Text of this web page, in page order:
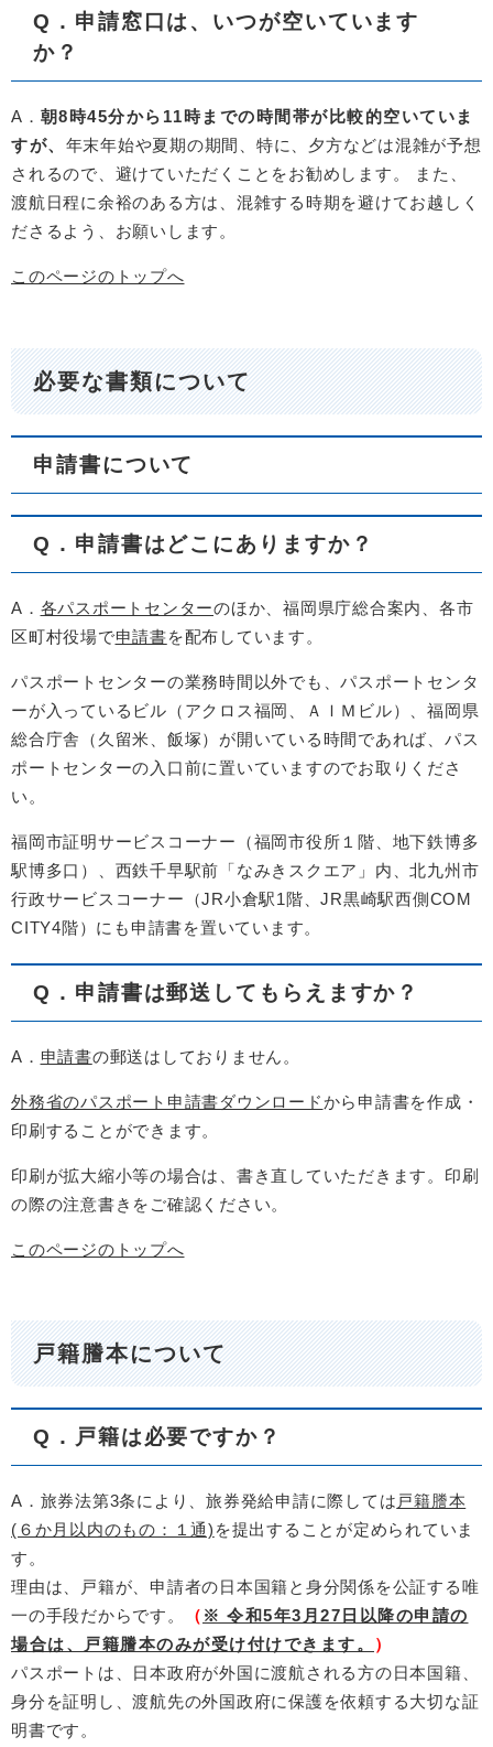
Q．申請窓口は、いつが空いています
か？
A． 朝8時45分から11時までの時間帯が比較的空いていま
すが、 年末年始や夏期の期間、特に、夕方などは混雑が予想
されるので、避けていただくことをお勧めします。 また、
渡航日程に余裕のある方は、混雑する時期を避けてお越しく
ださるよう、お願いします。
このページのトップへ
必要な書類について
申請書について
Q．申請書はどこにありますか？
A． 各パスポートセンターのほか、福岡県庁総合案内、各市
区町村役場で申請書を配布しています。
パスポートセンターの業務時間以外でも、パスポートセンタ
ーが入っているビル（アクロス福岡、ＡＩＭビル）、福岡県
総合庁舎（久留米、飯塚）が開いている時間であれば、パス
ポートセンターの入口前に置いていますのでお取りくださ
い。
福岡市証明サービスコーナー（福岡市役所１階、地下鉄博多
駅博多口）、西鉄千早駅前「なみきスクエア」内、北九州市
行政サービスコーナー（JR小倉駅1階、JR黒崎駅西側COM
CITY4階）にも申請書を置いています。
Q．申請書は郵送してもらえますか？
A． 申請書の郵送はしておりません。
外務省のパスポート申請書ダウンロードから申請書を作成・
印刷することができます。
印刷が拡大縮小等の場合は、書き直していただきます。印刷
の際の注意書きをご確認ください。
このページのトップへ
戸籍謄本について
Q ． 戸籍は必要ですか？
A．旅券法第3条により、旅券発給申請に際しては 戸籍謄本
(６か月以内のもの：１通) を提出することが定められていま
す。
理由は、戸籍が、申請者の日本国籍と身分関係を公証する唯
一の手段だからです。
（ ※ 令和5年3月27日以降の申請の
場合は、戸籍謄本のみが受け付けできます。
）
パスポートは、日本政府が外国に渡航される方の日本国籍、
身分を証明し、渡航先の外国政府に保護を依頼する大切な証
明書です。